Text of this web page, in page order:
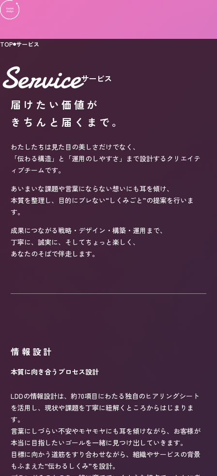
TOP サービス
Serviceサービス
届けたい価値が
きちんと届くまで。
わたしたちは見た目の美しさだけでなく、
「伝わる構造」と「運用のしやすさ」まで設計するクリエイテ
ィブチームです。
あいまいな課題や言葉にならない想いにも耳を傾け、
本質を整理し、目的にブレない“しくみごと”の提案を行いま
す。
成果につながる戦略・デザイン・構築・運用まで、
丁寧に、誠実に、そしてちょっと楽しく、
あなたのそばで伴走します。
情報設計
本質に向き合うプロセス設計
LDDの情報設計は、約70項目にわたる独自のヒアリングシート
を活用し、現状や課題を丁寧に紐解くところからはじまりま
す。
言葉にしづらい不安やモヤモヤにも耳を傾けながら、お客様が
本当に目指したいゴールを一緒に見つけ出していきます。
目標に向かう道筋をすり合わせながら、組織やサービスの背景
もふまえた“伝わるしくみ”を設計。